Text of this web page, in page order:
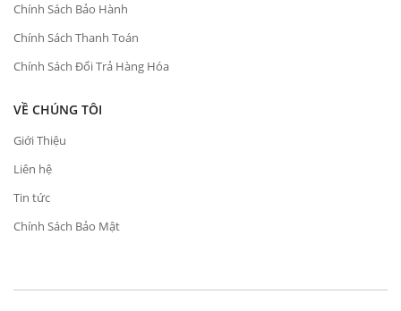
Chính Sách Bảo Hành
Chính Sách Thanh Toán
Chính Sách Đổi Trả Hàng Hóa
VỀ CHÚNG TÔI
Giới Thiệu
Liên hệ
Tin tức
Chính Sách Bảo Mật